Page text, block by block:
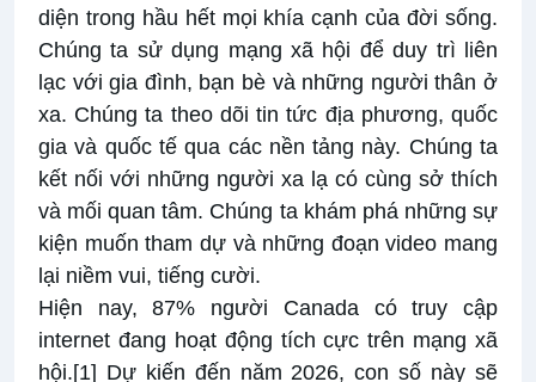
diện trong hầu hết mọi khía cạnh của đời sống.
Chúng ta sử dụng mạng xã hội để duy trì liên
lạc với gia đình, bạn bè và những người thân ở
xa. Chúng ta theo dõi tin tức địa phương, quốc
gia và quốc tế qua các nền tảng này. Chúng ta
kết nối với những người xa lạ có cùng sở thích
và mối quan tâm. Chúng ta khám phá những sự
kiện muốn tham dự và những đoạn video mang
lại niềm vui, tiếng cười.
Hiện nay, 87% người Canada có truy cập
internet đang hoạt động tích cực trên mạng xã
hội.[1] Dự kiến đến năm 2026, con số này sẽ